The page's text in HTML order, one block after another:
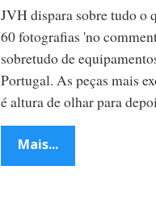
JVH dispara sobre tudo o
60 fotografias 'no
sobretudo de
Portugal. As peças mais
é altura de olhar para
Mais...